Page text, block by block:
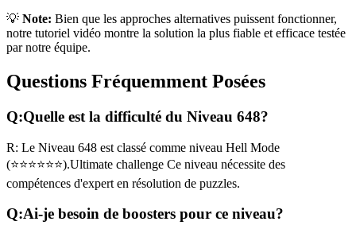
💡 Note: Bien que les approches alternatives puissent fonctionner,
notre tutoriel vidéo montre la solution la plus fiable et efficace testée
par notre équipe.
Questions Fréquemment Posées
Q:Quelle est la difficulté du Niveau 648?
R: Le Niveau 648 est classé comme niveau Hell Mode
(⭐⭐⭐⭐⭐⭐).Ultimate challenge Ce niveau nécessite des
compétences d'expert en résolution de puzzles.
Q:Ai-je besoin de boosters pour ce niveau?